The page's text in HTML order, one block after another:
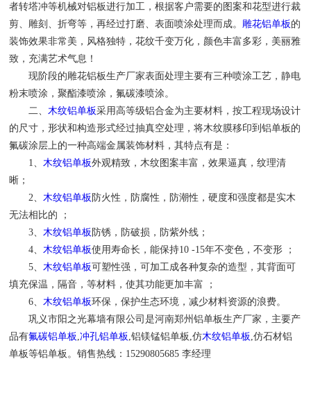
者转塔冲等机械对铝板进行加工，根据客户需要的图案和花型进行裁
剪、雕刻、折弯等，再经过打磨、表面喷涂处理而成。 雕花铝单板 的
装饰效果非常美，风格独特，花纹千变万化，颜色丰富多彩，美丽雅
致，充满艺术气息！
现阶段的雕花铝板生产厂家表面处理主要有三种喷涂工艺，静电
粉末喷涂，聚酯漆喷涂，氟碳漆喷涂。
二、 木纹铝单板采用高等级铝合金为主要材料，按工程现场设计
的尺寸，形状和构造形式经过抽真空处理，将木纹膜移印到铝单板的
氟碳涂层上的一种高端金属装饰材料，其特点有是：
1、 木纹铝单板外观精致，木纹图案丰富，效果逼真，纹理清
晰；
2、 木纹铝单板 防火性，防腐性，防潮性，硬度和强度都是实木
无法相比的 ；
3、 木纹铝单板 防锈，防破损，防紫外线；
4、 木纹铝单板使用寿命长，能保持10 -15年不变色，不变形 ；
5、 木纹铝单板可塑性强，可加工成各种复杂的造型，其背面可
填充保温，隔音，等材料，使其功能更加丰富 ；
6、 木纹铝单板环保，保护生态环境，减少材料资源的浪费。
巩义市阳之光幕墙有限公司是河南郑州铝单板生产厂家，主要产
品有氟碳铝单板 ,冲孔铝单板 ,铝镁锰铝单板,仿木纹铝单板 ,仿石材铝
单板等铝单板。销售热线：15290805685 李经理